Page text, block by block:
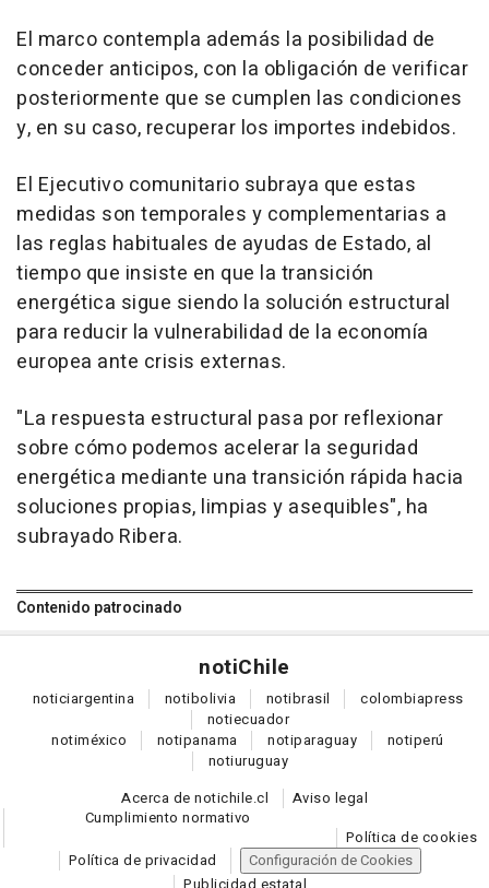
El marco contempla además la posibilidad de
conceder anticipos, con la obligación de verificar
posteriormente que se cumplen las condiciones
y, en su caso, recuperar los importes indebidos.
El Ejecutivo comunitario subraya que estas
medidas son temporales y complementarias a
las reglas habituales de ayudas de Estado, al
tiempo que insiste en que la transición
energética sigue siendo la solución estructural
para reducir la vulnerabilidad de la economía
europea ante crisis externas.
"La respuesta estructural pasa por reflexionar
sobre cómo podemos acelerar la seguridad
energética mediante una transición rápida hacia
soluciones propias, limpias y asequibles", ha
subrayado Ribera.
Contenido patrocinado
notiChile
noticiargentina notibolivia notibrasil colombiapress
notiecuador
notiméxico notipanama notiparaguay notiperú
notiuruguay
Acerca de notichile.cl
Aviso legal
Cumplimiento normativo
Política de cookies
Política de privacidad
Configuración de Cookies